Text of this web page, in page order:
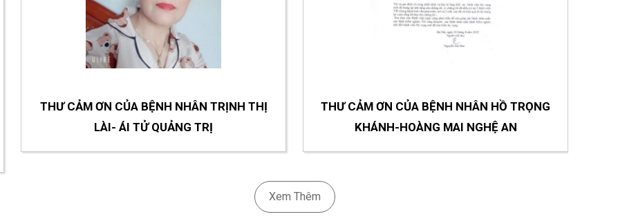
Viện Radiner
Nguyên PCT-Viện Radiner
THƯ CẢM ƠN CỦA BỆNH NHÂN TRỊNH THỊ
LÀI- ÁI TỬ QUẢNG TRỊ
THƯ CẢM ƠN CỦA BỆNH NHÂN HỒ TRỌNG
KHÁNH-HOÀNG MAI NGHỆ AN
Xem Thêm